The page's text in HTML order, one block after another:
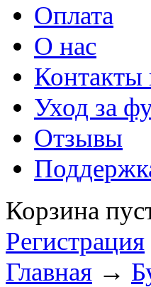
Оплата
О нас
Уход за
Отзывы
Корзина
Регистрация
Главная →